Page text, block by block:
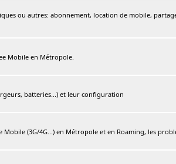
ou autres: abonnement, location de mobile,
Mobile en Métropole.
batteries...) et leur configuration
Mobile (3G/4G...) en Métropole et en Roaming, les